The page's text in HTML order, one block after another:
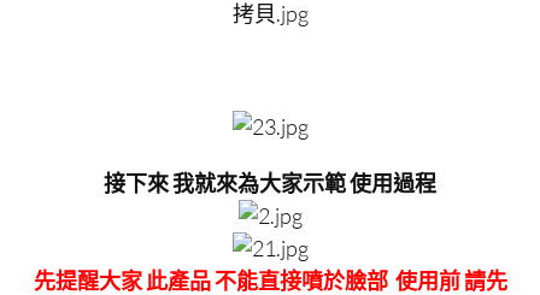
接下來 我就來為大家示範 使用過程
先提醒大家 此產品 不能直接噴於臉部 使用前 請先